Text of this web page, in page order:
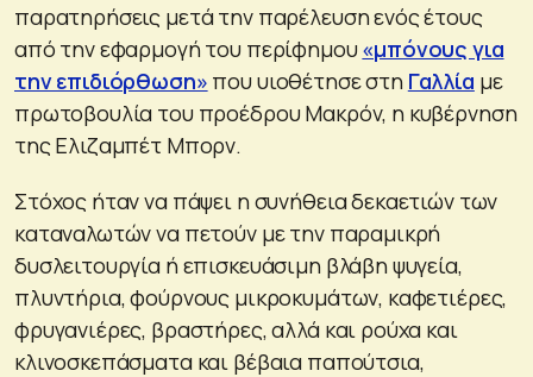
παρατηρήσεις μετά την παρέλευση ενός έτους
από την εφαρμογή του περίφημου«μπόνους για
την επιδιόρθωση» που υιοθέτησε στη Γαλλία με
πρωτοβουλία του προέδρου Μακρόν, η κυβέρνηση
της Ελιζαμπέτ Μπορν.
Στόχος ήταν να πάψει η συνήθεια δεκαετιών των
καταναλωτών να πετούν με την παραμικρή
δυσλειτουργία ή επισκευάσιμη βλάβη ψυγεία,
πλυντήρια, φούρνους μικροκυμάτων, καφετιέρες,
φρυγανιέρες, βραστήρες, αλλά και ρούχα και
κλινοσκεπάσματα και βέβαια παπούτσια,